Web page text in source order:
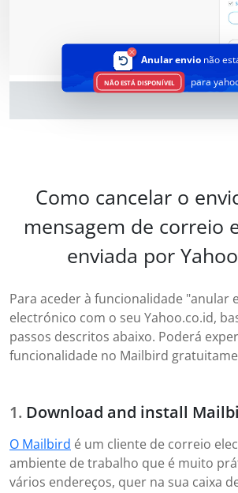
Anular envionão
NÃO ESTÁ DISPONÍVEL para
Como cancelar o
mensagem de correio
enviada por
Para aceder à funcionalidade "anular
electrónico com o seu Yahoo.co.id,
passos descritos abaixo. Poderá
funcionalidade no Mailbird
Download and install
O Mailbird é um cliente de correio
ambiente de trabalho que é muito
vários endereços, quer na sua caixa